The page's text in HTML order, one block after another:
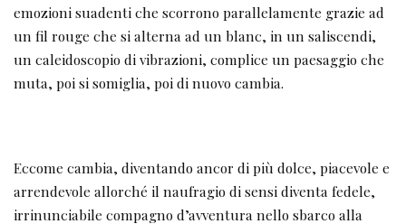
emozioni suadenti che scorrono parallelamente grazie ad
un fil rouge che si alterna ad un blanc, in un saliscendi,
un caleidoscopio di vibrazioni, complice un paesaggio che
muta, poi si somiglia, poi di nuovo cambia.
Eccome cambia, diventando ancor di più dolce, piacevole e
arrendevole allorché il naufragio di sensi diventa fedele,
irrinunciabile compagno d’avventura nello sbarco alla